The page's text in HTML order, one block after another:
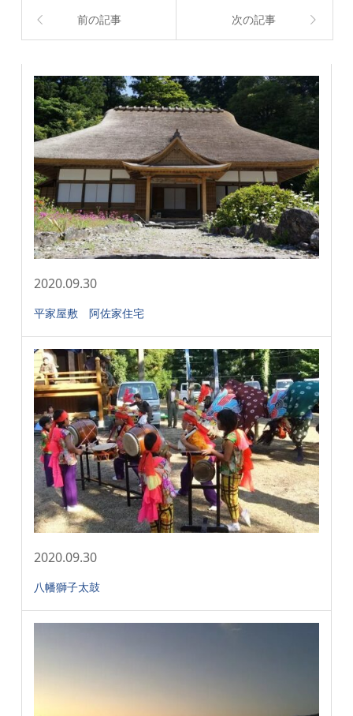
前の記事 次の記事
2020.09.30
平家屋敷 阿佐家住宅
2020.09.30
八幡獅子太鼓